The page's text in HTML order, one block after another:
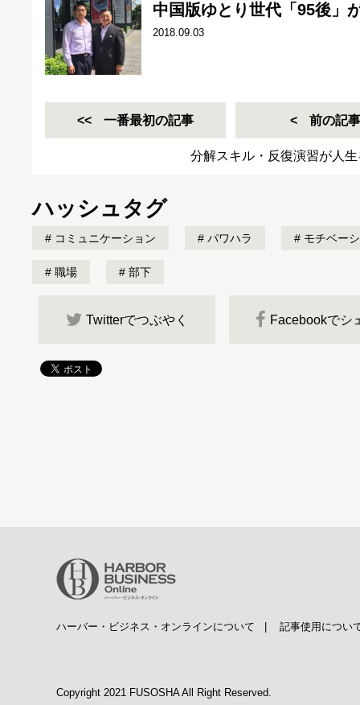
中国版ゆとり世代「95後」
2018.09.03
一番最初の記事 前の記事
分解スキル・反復演習が人
ハッシュタグ
コミュニケーション パワハラ モチベー
職場 部下
Twitterでつぶやく Facebookでシ
ハーバー・ビジネス・オンラインについて 記事使用につい
Copyright 2021 FUSOSHA All Right Reserved.